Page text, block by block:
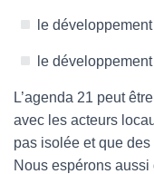
le
le
L’agenda 21 peut
avec les acteurs
pas isolée et que des
Nous espérons aussi